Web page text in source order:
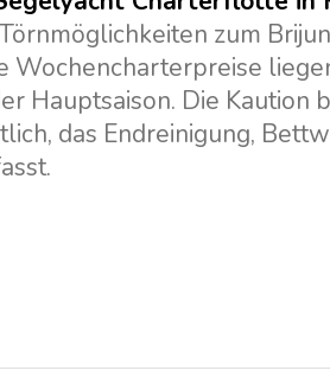
zum
Wochencharterpreise
Hauptsaison. Die Kaution
das Endreinigung,